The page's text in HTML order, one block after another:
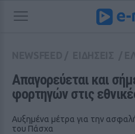
Απαγορεύεται και
φορτηγών στις
Αυξημένα μέτρα για την
του Πάσχα